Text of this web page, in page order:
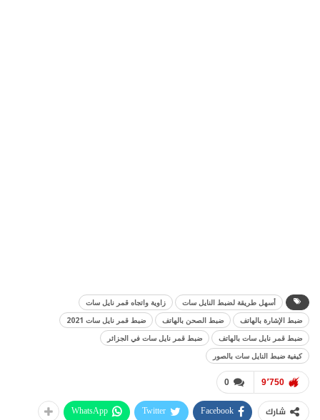
أسهل طريقة لضبط النايل سات
زاوية واتجاه قمر نايل سات
ضبط الإشارة بالهاتف
ضبط الصحن بالهاتف
ضبط قمر نايل سات 2021
ضبط قمر نايل سات بالهاتف
ضبط قمر نايل سات في الجزائر
كيفية ضبط النايل سات بالصور
0 9٬750
شارك Facebook
Twitter
WhatsApp